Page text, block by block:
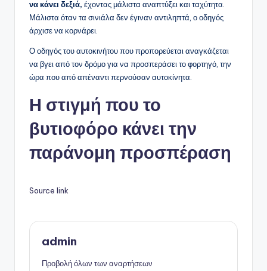
να κάνει δεξιά, έχοντας μάλιστα αναπτύξει και ταχύτητα.
Μάλιστα όταν τα σινιάλα δεν έγιναν αντιληπτά, ο οδηγός
άρχισε να κορνάρει.
Ο οδηγός του αυτοκινήτου που προπορεύεται αναγκάζεται
να βγει από τον δρόμο για να προσπεράσει το φορτηγό, την
ώρα που από απέναντι περνούσαν αυτοκίνητα.
Η στιγμή που το
βυτιοφόρο κάνει την
παράνομη προσπέραση
Source link
admin
Προβολή όλων των αναρτήσεων